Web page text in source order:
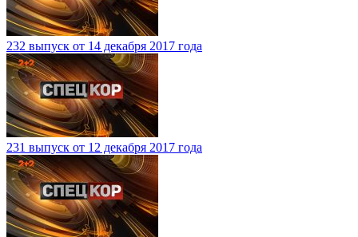
232 выпуск от 14 декабря 2017 года
231 выпуск от 12 декабря 2017 года